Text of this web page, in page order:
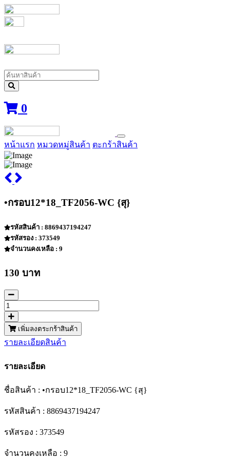
0
หน้าแรก หมวดหมู่สินค้า ตะกร้าสินค้า
•กรอบ12*18_TF2056-WC {สุ}
รหัสสินค้า : 8869437194247
รหัสรอง : 373549
จำนวนคงเหลือ : 9
130 บาท
เพิ่มลงตระกร้าสินค้า
รายละเอียดสินค้า
รายละเอียด
ชื่อสินค้า : •กรอบ12*18_TF2056-WC {สุ}
รหัสสินค้า : 8869437194247
รหัสรอง : 373549
จำนวนคงเหลือ : 9